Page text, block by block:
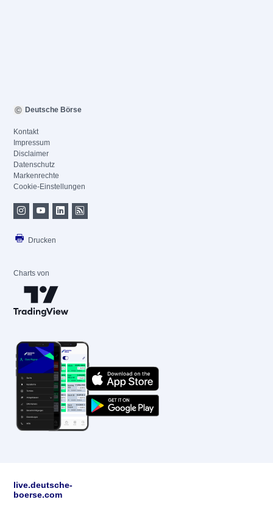
Deutsche Börse
Kontakt
Impressum
Disclaimer
Datenschutz
Markenrechte
Cookie-Einstellungen
Drucken
Charts von
live.deutsche-
boerse.com